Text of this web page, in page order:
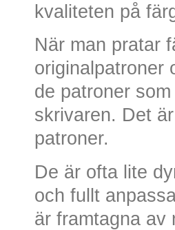
kvaliteten på
När man pratar
originalpatroner
de patroner
skrivaren. Det
patroner.
De är ofta lite
och fullt
är framtagna av